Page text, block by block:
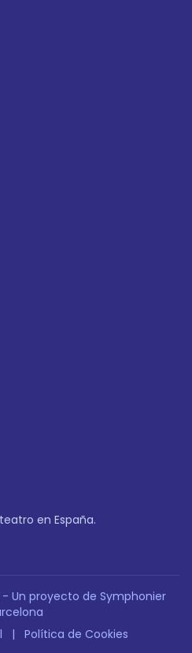
en España.
Un proyecto de Symphonier
| Política de Cookies